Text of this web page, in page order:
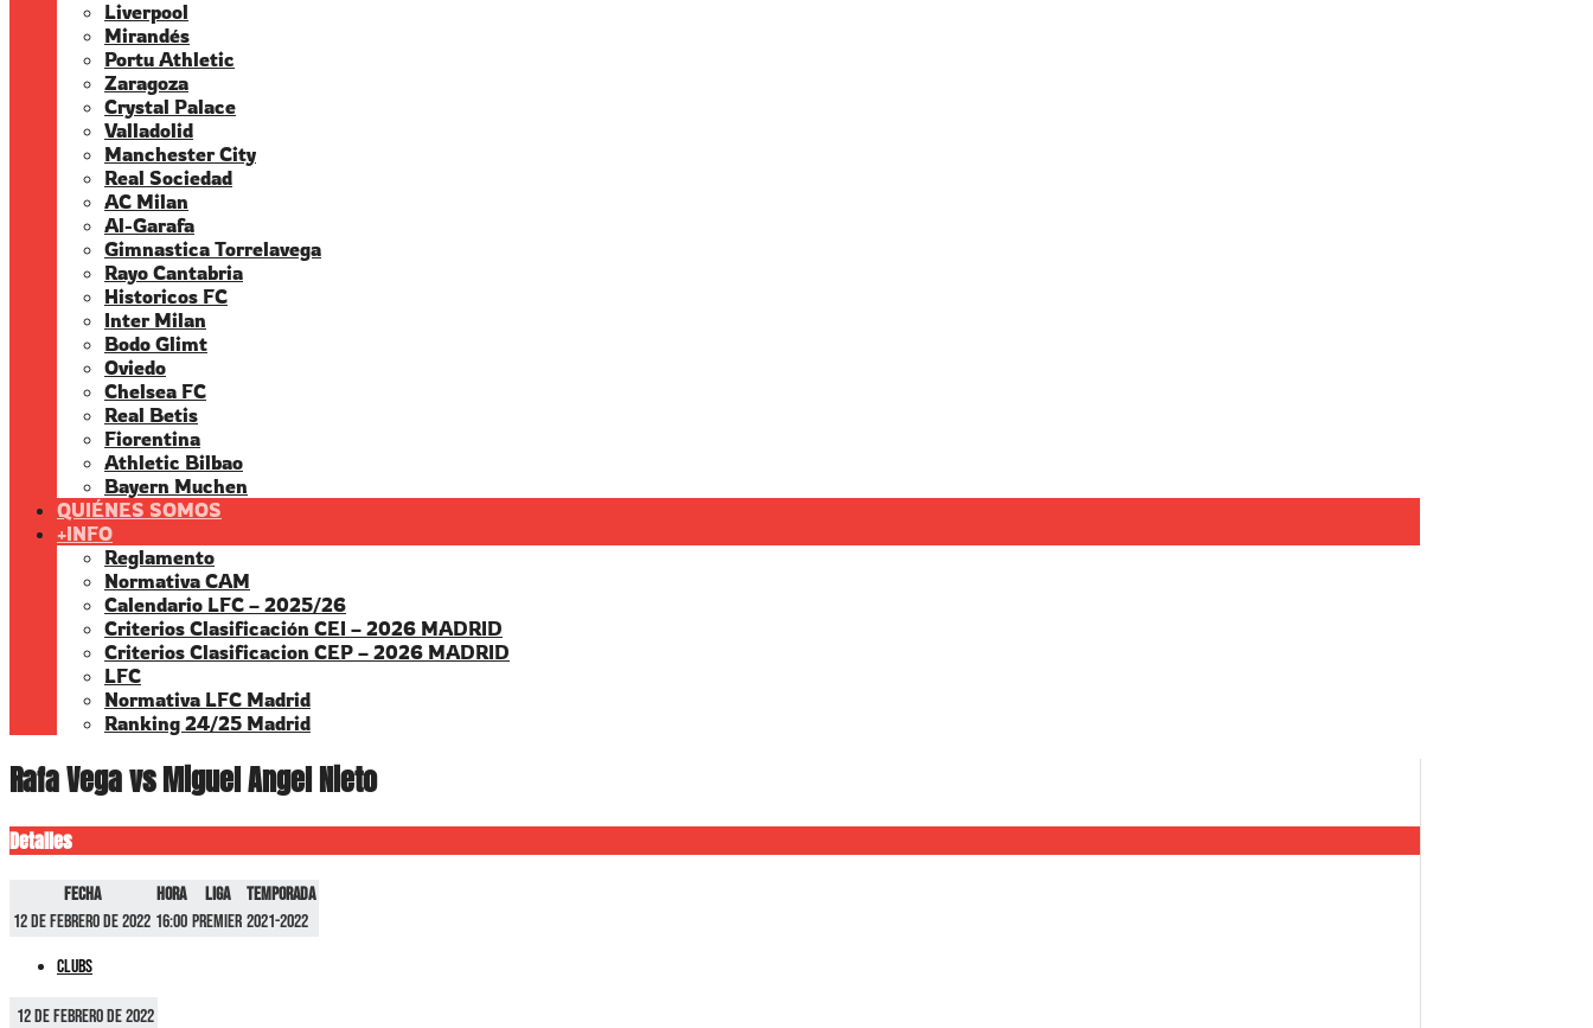
Liverpool
Mirandés
Portu Athletic
Zaragoza
Crystal Palace
Valladolid
Manchester City
Real Sociedad
AC Milan
Al-Garafa
Gimnastica Torrelavega
Rayo Cantabria
Historicos FC
Inter Milan
Bodo Glimt
Oviedo
Chelsea FC
Real Betis
Fiorentina
Athletic Bilbao
Bayern Muchen
QUIÉNES SOMOS
+INFO
Reglamento
Normativa CAM
Calendario LFC – 2025/26
Criterios Clasificación CEI – 2026 MADRID
Criterios Clasificacion CEP – 2026 MADRID
LFC
Normativa LFC Madrid
Ranking 24/25 Madrid
Rafa Vega vs Miguel Angel Nieto
Detalles
Fecha Hora Liga
Temporada
12 de febrero de 2022 16:00 Premier 2021-2022
Clubs
12 de febrero de 2022